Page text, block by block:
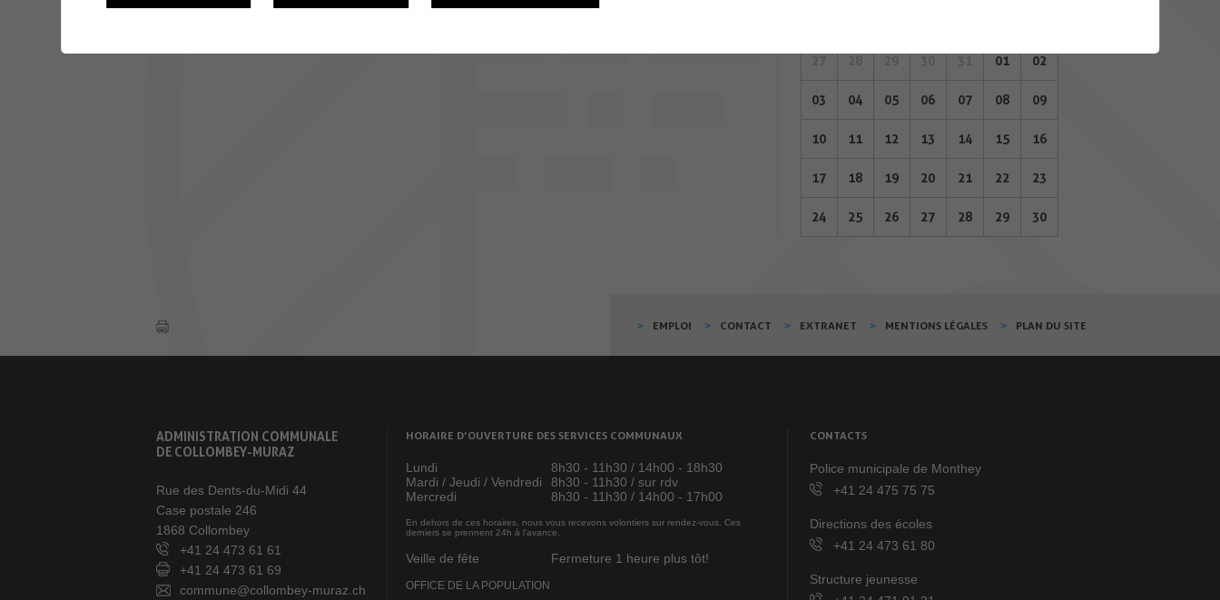
01 02
03 04 05 06 07 08 09
10 11 12 13 14 15 16
17 18 19 20 21 22 23
24 25 26 27 28 29 30
EMPLOI CONTACT EXTRANET MENTIONS LÉGALES PLAN DU SITE
ADMINISTRATION COMMUNALE
DE COLLOMBEY-MURAZ
Rue des Dents-du-Midi 44
Case postale 246
1868 Collombey
+41 24 473 61 61
+41 24 473 61 69
commune@collombey-muraz.ch
HORAIRE D’OUVERTURE DES SERVICES COMMUNAUX
Lundi
8h30 - 11h30 / 14h00 - 18h30
Mardi / Jeudi / Vendredi
8h30 - 11h30 / sur rdv
Mercredi
8h30 - 11h30 / 14h00 - 17h00
En dehors de ces horaires, nous vous recevons volontiers sur rendez-vous. Ces
derniers se prennent 24h à l’avance.
Veille de fête Fermeture 1 heure plus tôt!
OFFICE DE LA POPULATION
CONTACTS
Police municipale de Monthey
+41 24 475 75 75
Directions des écoles
+41 24 473 61 80
Structure jeunesse